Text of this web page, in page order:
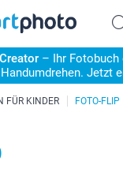
– Ihr
Jetzt
FÜR KINDER FOTO-FLIP